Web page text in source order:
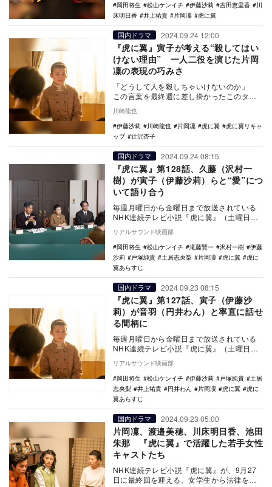
岡田将生
松山ケンイチ 伊藤沙莉 吉田恵里香
川
床明日香
井上祐貴 片岡凜 虎に翼
国内ドラマ 2024.09.24 12:00
『虎に翼』寅子が考える“殺してはい
けない理由” 一人二役を演じた片岡
凜の表現の巧みさ
「どうして人を殺しちゃいけないのか」
この言葉を最終週に差し掛かったこのタイ
てもいなか…
川崎龍也
伊藤沙莉
川崎龍也 片岡凜 虎に翼
虎に翼リキャ
ップ
辻沢杏子
国内ドラマ 2024.09.24 08:15
『虎に翼』第128話、久藤（沢村一
樹）が寅子（伊藤沙莉）らと“愛”につ
いて語り合う
毎週月曜日から金曜日まで放送されている
NHK連続テレビ小説『虎に翼』（土曜日は1
週間の振り返り）。9月25日放送の第128話
では…
リアルサウンド映画部
岡田将生
松山ケンイチ 滝藤賢一 沢村一樹
伊藤
沙莉
戸塚純貴 土居志央梨 片岡凜 虎に翼
虎に
翼あらすじ
国内ドラマ 2024.09.23 08:15
『虎に翼』第127話、寅子（伊藤沙
莉）が音羽（円井わん）と率直に話せ
る間柄に
毎週月曜日から金曜日まで放送されている
NHK連続テレビ小説『虎に翼』（土曜日は1
週間の振り返り）。9月24日放送の第127話
では…
リアルサウンド映画部
岡田将生
松山ケンイチ 伊藤沙莉 戸塚純貴
土居
志央梨
井上祐貴 円井わん 片岡凜 虎に翼
虎に
翼あらすじ
国内ドラマ 2024.09.23 05:00
片岡凜、渡邉美穂、川床明日香、池田
朱那 『虎に翼』で活躍した若手女性
キャストたち
NHK連続テレビ小説『虎に翼』が、9月27
日に最終回を迎える。女学生から法律を学